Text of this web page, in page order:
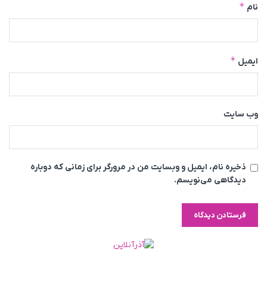
نام *
ایمیل *
وب‌ سایت
ذخیره نام، ایمیل و وبسایت من در مرورگر برای زمانی که دوباره
دیدگاهی می‌نویسم.